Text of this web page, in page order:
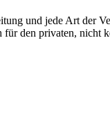
und jede Art der
den privaten, nicht